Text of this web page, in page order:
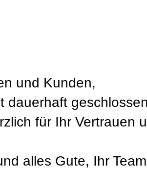
und Kunden,
dauerhaft
für Ihr Vertrauen
alles Gute, Ihr